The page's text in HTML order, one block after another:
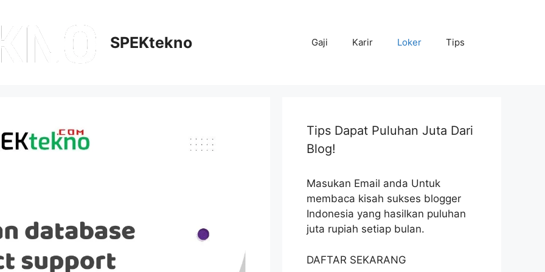
SPEKtekno Gaji Karir Loker Tips
Tips Dapat Puluhan Juta Dari
Blog!
Masukan Email anda Untuk
membaca kisah sukses blogger
Indonesia yang hasilkan puluhan
juta rupiah setiap bulan.
DAFTAR SEKARANG